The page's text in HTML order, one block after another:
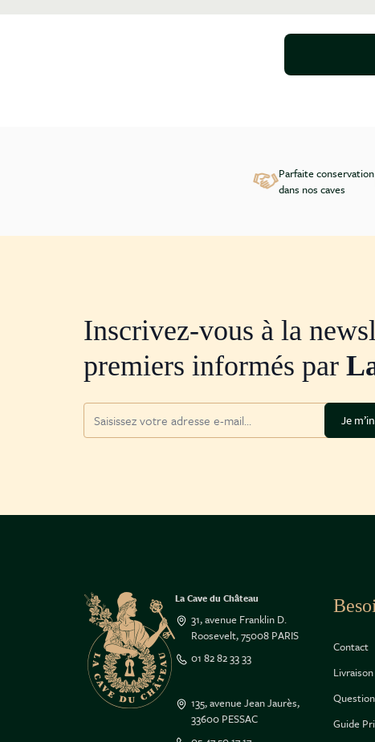
Parfaite conservation
dans nos caves
Inscrivez-vous à la
premiers informés par
Je
La Cave du Château
31, avenue Franklin D.
Roosevelt, 75008 PARIS
01 82 82 33 33
135, avenue Jean Jaurès,
33600 PESSAC
Contact
Livraison
Guide